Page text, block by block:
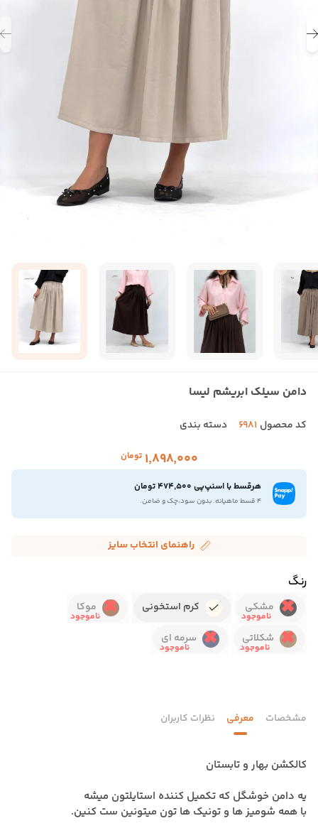
دامن سیلک ابریشم لیسا
کد محصول 6981 دسته بندی
۱٬۸۹۸٬۰۰۰ تومان
هرقسط با اسنپ‌پی 474,500 تومان
۴ قسط ماهیانه. بدون سود،چک و ضامن.
راهنمای انتخاب سایز
رنگ
مشکی کرم استخونی
موکا
شکلاتی
سرمه ای
مشخصات معرفی نظرات کاربران
کالکشن بهار و تابستان
یه دامن خوشگل که تکمیل کننده استایلتون میشه
با همه شومیز ها و تونیک ها تون میتونین ست کنین.